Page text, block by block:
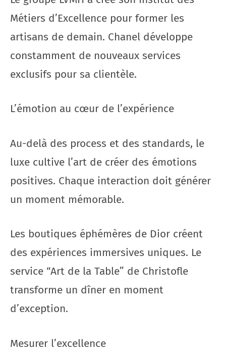
Métiers d’Excellence pour former les
artisans de demain. Chanel développe
constamment de nouveaux services
exclusifs pour sa clientèle.
L’émotion au cœur de l’expérience
Au-delà des process et des standards, le
luxe cultive l’art de créer des émotions
positives. Chaque interaction doit générer
un moment mémorable.
Les boutiques éphémères de Dior créent
des expériences immersives uniques. Le
service “Art de la Table” de Christofle
transforme un dîner en moment
d’exception.
Mesurer l’excellence